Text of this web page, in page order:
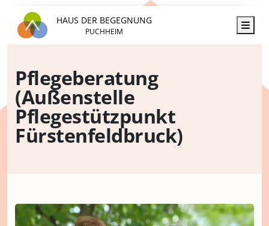
HAUS DER BEGEGNUNG
PUCHHEIM
Pflegeberatung
(Außenstelle
Pflegestützpunkt
Fürstenfeldbruck)